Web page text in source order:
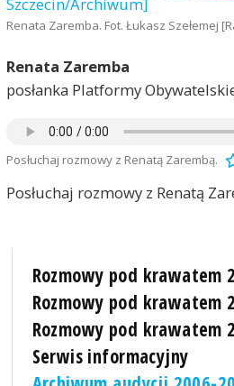
Renata Zaremba. Fot. Łukasz Szełemej
Renata Zaremba
posłanka Platformy
Posłuchaj rozmowy z Renatą Zarembą.
Posłuchaj rozmowy z Renatą
Rozmowy pod krawatem
Rozmowy pod krawatem
Rozmowy pod krawatem
Serwis informacyjny